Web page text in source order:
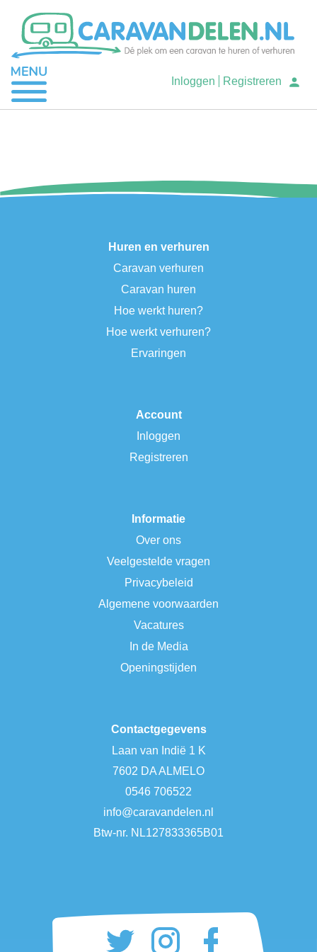
Je caravan verhuren
Inloggen Registreren
Huren en verhuren
Caravan verhuren
Caravan huren
Hoe werkt huren?
Hoe werkt verhuren?
Ervaringen
Account
Inloggen
Registreren
Informatie
Over ons
Veelgestelde vragen
Privacybeleid
Algemene voorwaarden
Vacatures
In de Media
Openingstijden
Contactgegevens
Laan van Indië 1 K
7602 DA ALMELO
0546 706522
info@caravandelen.nl
Btw-nr. NL127833365B01